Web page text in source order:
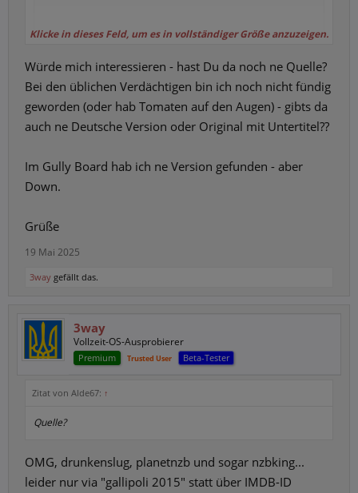
Möchten Sie vonYoutube bereitgestellte externe
Inhalte laden?
Ja Immer
Klicke in dieses Feld, um es in vollständiger Größe anzuzeigen.
Würde mich interessieren - hast Du da noch ne Quelle?
Bei den üblichen Verdächtigen bin ich noch nicht fündig
geworden (oder hab Tomaten auf den Augen) - gibts da
auch ne Deutsche Version oder Original mit Untertitel??
Im Gully Board hab ich ne Version gefunden - aber
Down.
Grüße
19 Mai 2025
3way gefällt das.
3way
Vollzeit-OS-Ausprobierer
Premium Trusted User Beta-Tester
Zitat von Alde67: ↑
Quelle?
OMG, drunkenslug, planetnzb und sogar nzbking...
leider nur via "gallipoli 2015" statt über IMDB-ID